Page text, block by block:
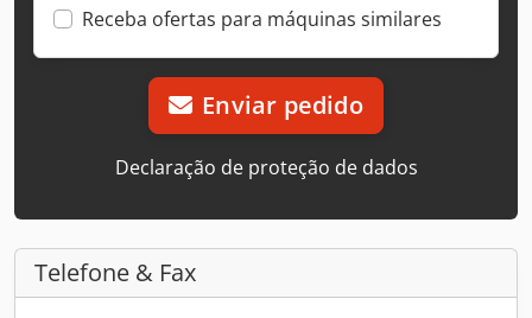
Receba ofertas para máquinas similares
Enviar pedido
Declaração de proteção de dados
Telefone & Fax